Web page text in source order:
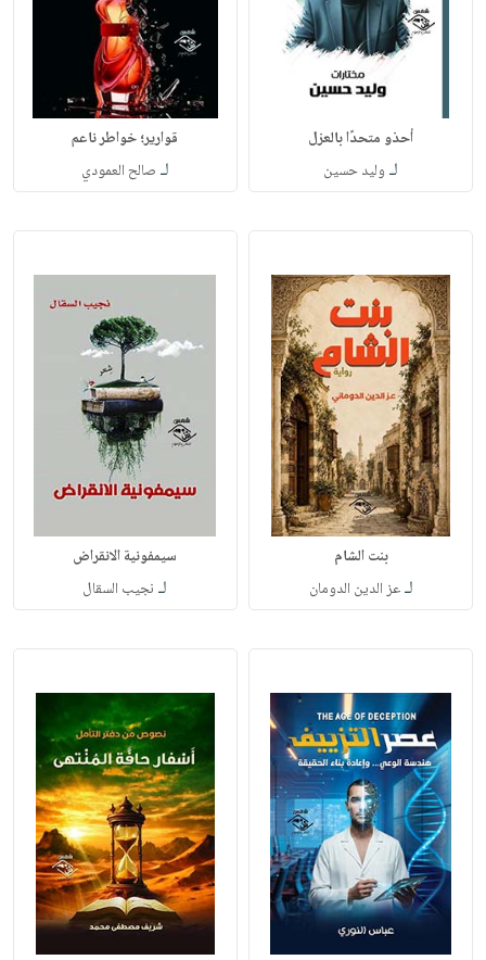
أحذو متحدًا بالعزل
لـ وليد حسين
قوارير؛ خواطر ناعم
لـ صالح العمودي
بنت الشام
لـعز الدين الدومان
سيمفونية الانقراض
لـ نجيب السقال